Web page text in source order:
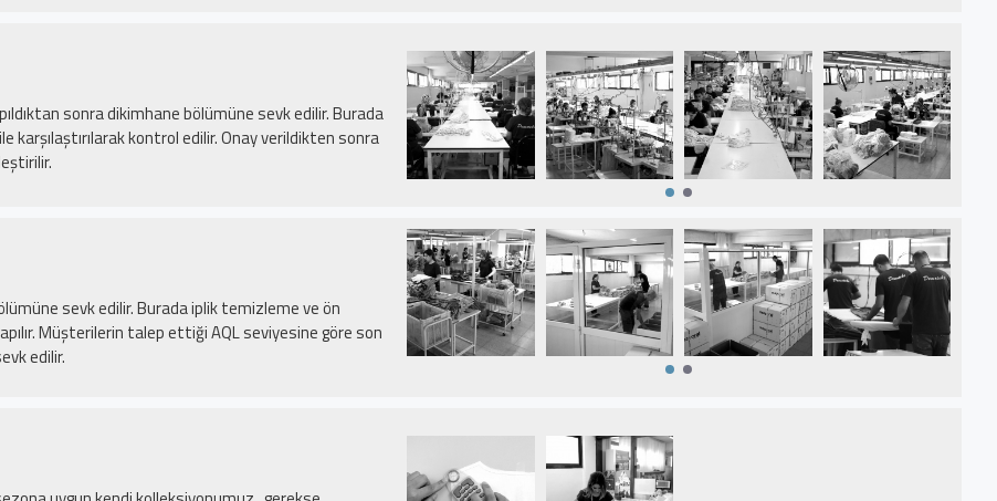
sonra dikimhane bölümüne sevk edilir. Burada
karşılaştırılarak kontrol edilir. Onay verildikten sonra
sevk edilir. Burada iplik temizleme ve ön
Müşterilerin talep ettiği AQL seviyesine göre son
edilir.